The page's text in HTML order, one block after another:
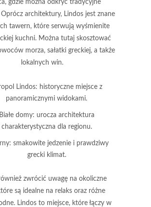
gdzie można odkryć tradycyjne
Oprócz architektury, Lindos jest znane
tawern, które serwują wyśmienite
kuchni. Można tutaj skosztować
morza, sałatki greckiej, a także
lokalnych win.
Lindos: historyczne miejsce z
panoramicznymi widokami.
Białe domy: urocza architektura
charakterystyczna dla regionu.
: smakowite jedzenie i prawdziwy
grecki klimat.
zwrócić uwagę na okoliczne
są idealne na relaks oraz różne
Lindos to miejsce, które łączy w